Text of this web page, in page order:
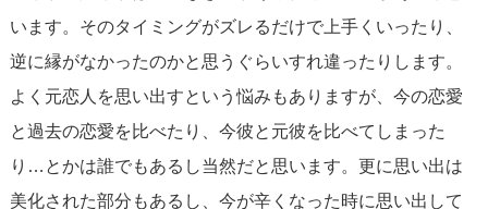
もし、心の整理がつかない場合は、信頼できる友人や家族
に相談するのも良いでしょう。また、思いつめず、趣味や
勉強など自分の好きなことに集中する時間を増やすこと
で、徐々に自分自身を取り戻していくことができます。
います。そのタイミングがズレるだけで上手くいったり、
逆に縁がなかったのかと思うぐらいすれ違ったりします。
よく元恋人を思い出すという悩みもありますが、今の恋愛
と過去の恋愛を比べたり、今彼と元彼を比べてしまった
り…とかは誰でもあるし当然だと思います。更に思い出は
美化された部分もあるし、今が辛くなった時に思い出して